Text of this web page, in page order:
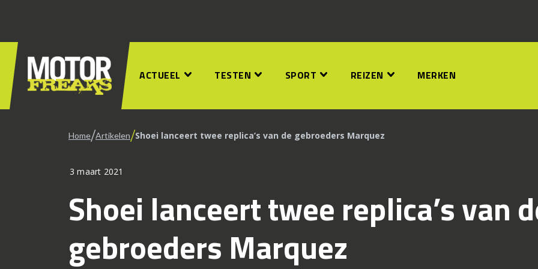
ACTUEEL TESTEN SPORT REIZEN MERKEN
Home/Artikelen/Shoei lanceert twee replica’s van de gebroeders Marquez
3 maart 2021
Shoei lanceert twee replica’s van
gebroeders Marquez